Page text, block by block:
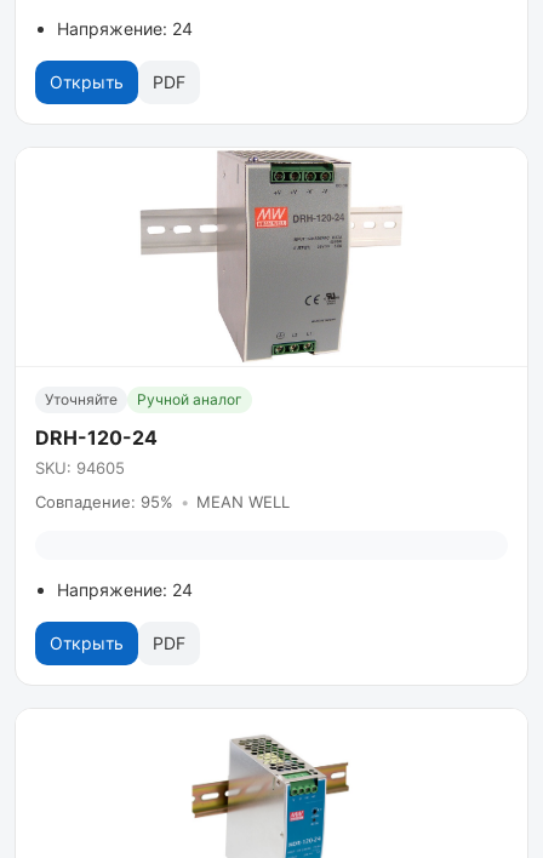
Напряжение: 24
Открыть PDF
Уточняйте Ручной аналог
DRH-120-24
SKU: 94605
Совпадение: 95% • MEAN WELL
Напряжение: 24
Открыть PDF